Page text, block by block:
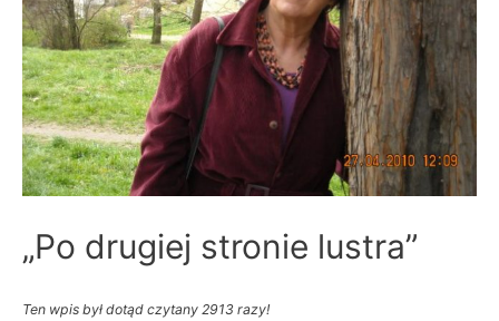
„Po drugiej stronie lustra”
Ten wpis był dotąd czytany 2913 razy!